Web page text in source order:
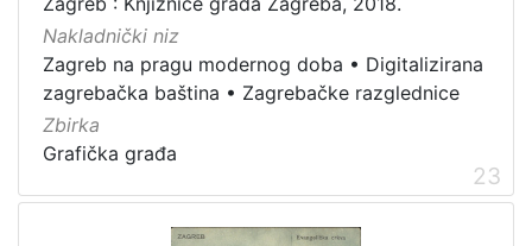
Nakladnički niz
Zagreb na pragu modernog doba • Digitalizirana
zagrebačka baština • Zagrebačke razglednice
Zbirka
Grafička građa
23